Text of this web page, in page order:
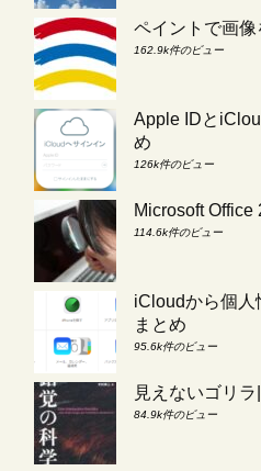
ペイントで画
162.9k件のビュー
Apple IDと
め
126k件のビュー
Microsoft
114.6k件のビュー
iCloudから個人
まとめ
95.6k件のビュー
見えないゴリラ
84.9k件のビュー